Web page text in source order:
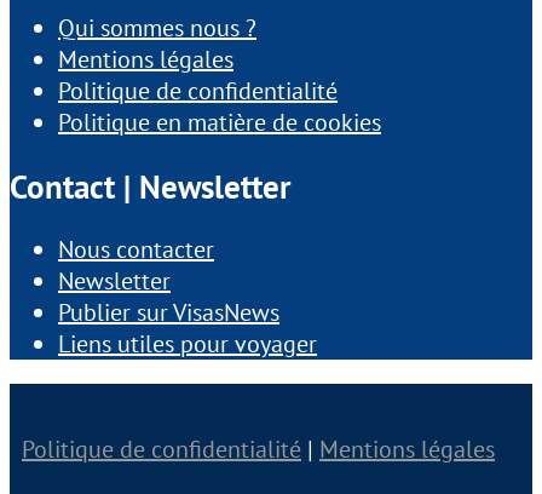
Qui sommes nous ?
Mentions légales
Politique de confidentialité
Politique en matière de cookies
Contact | Newsletter
Nous contacter
Newsletter
Publier sur VisasNews
Liens utiles pour voyager
Politique de confidentialité | Mentions légales